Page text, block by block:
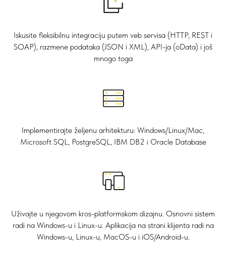
Iskusite fleksibilnu integraciju putem veb servisa (HTTP, REST i
SOAP), razmene podataka (JSON i XML), API-ja (oData) i još
mnogo toga
Implementirajte željenu arhitekturu: Windows/Linux/Mac,
Microsoft SQL, PostgreSQL, IBM DB2 i Oracle Database
Uživajte u njegovom kros-platformskom dizajnu. Osnovni sistem
radi na Windows-u i Linux-u. Aplikacija na strani klijenta radi na
Windows-u, Linux-u, MacOS-u i iOS/Android-u.